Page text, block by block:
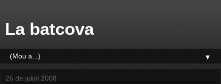
La batcova
▼
26 de juliol 2008